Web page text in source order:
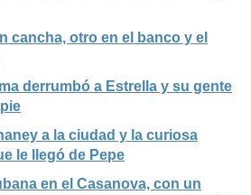
cancha, otro en el banco y el
derrumbó a Estrella y su gente
a la ciudad y la curiosa
le llegó de Pepe
en el Casanova, con un